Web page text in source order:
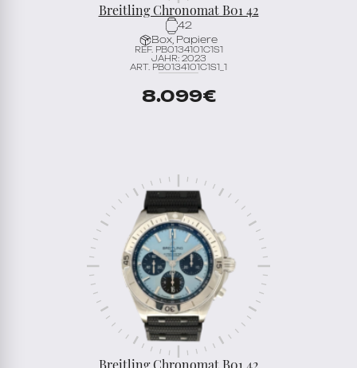
Breitling Chronomat B01 42
42
Box, Papiere
REF. PB0134101C1S1
JAHR: 2023
ART. PB0134101C1S1_1
8.099€
Breitling Chronomat B01 42